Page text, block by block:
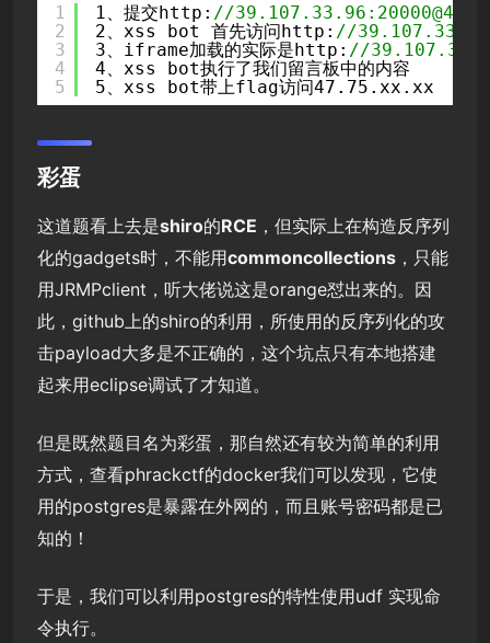
1
2
3
4
5
1、提交http: //
2、xss bot 首先访问http: //
3、iframe加载的实际是http: //
4、xss bot执行了我们留言板中的内容
5、xss bot带上flag访问47.75.xx.xx
彩蛋
这道题看上去是shiro的RCE ，但实际上在构造反序列
化的gadgets时，不能用commoncollections ，只能
用JRMPclient，听大佬说这是orange怼出来的。因
此，github上的shiro的利用，所使用的反序列化的攻
击payload大多是不正确的，这个坑点只有本地搭建
起来用eclipse调试了才知道。
但是既然题目名为彩蛋，那自然还有较为简单的利用
方式，查看phrackctf的docker我们可以发现，它使
用的postgres是暴露在外网的，而且账号密码都是已
知的！
于是，我们可以利用postgres的特性使用udf 实现命
令执行。